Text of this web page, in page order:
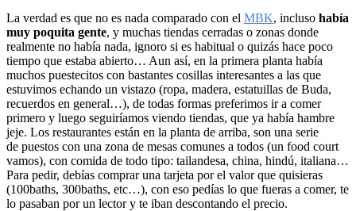
La verdad es que no es nada comparado con el MBK, incluso había
muy poquita gente, y muchas tiendas cerradas o zonas donde
realmente no había nada, ignoro si es habitual o quizás hace poco
tiempo que estaba abierto… Aun así, en la primera planta había
muchos puestecitos con bastantes cosillas interesantes a las que
estuvimos echando un vistazo (ropa, madera, estatuillas de Buda,
recuerdos en general…), de todas formas preferimos ir a comer
primero y luego seguiríamos viendo tiendas, que ya había hambre
jeje. Los restaurantes están en la planta de arriba, son una serie
de puestos con una zona de mesas comunes a todos (un food court
vamos), con comida de todo tipo: tailandesa, china, hindú, italiana…
Para pedir, debías comprar una tarjeta por el valor que quisieras
(100baths, 300baths, etc…), con eso pedías lo que fueras a comer, te
lo pasaban por un lector y te iban descontando el precio.